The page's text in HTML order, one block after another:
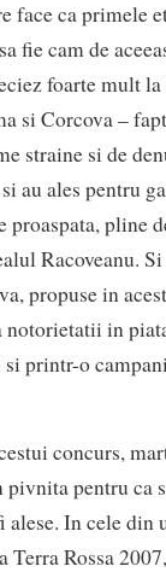
face ca primele
fie cam de
foarte mult la
si Corcova –
straine si de
au ales pentru
proaspata, pline
Racoveanu.
propuse in
notorietatii in
printr-o
concurs,
pentru ca
alese. In cele
Terra Rossa